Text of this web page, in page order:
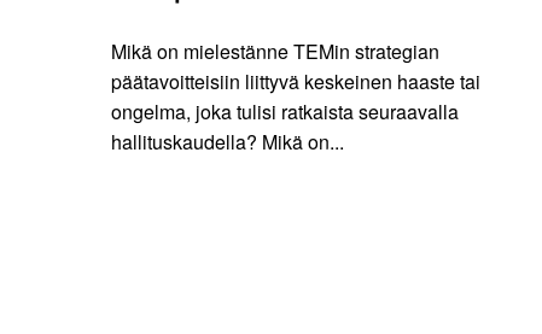
Mikä on mielestänne TEMin strategian
päätavoitteisiin liittyvä keskeinen haaste tai
ongelma, joka tulisi ratkaista seuraavalla
hallituskaudella? Mikä on...